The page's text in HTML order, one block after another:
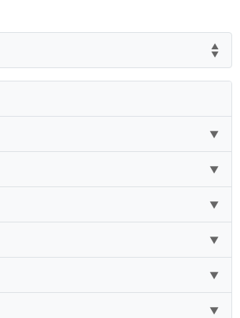
▲
▼
▼
▼
▼
▼
▼
▼